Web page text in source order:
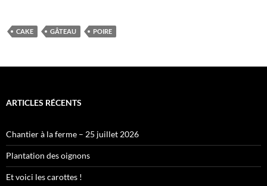
CAKE GÂTEAU POIRE
ARTICLES RÉCENTS
Chantier à la ferme – 25 juillet 2026
Plantation des oignons
Et voici les carottes !